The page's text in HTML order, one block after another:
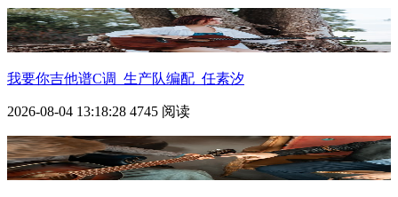
我要你吉他谱C调_生产队编配_任素汐
2026-08-04 13:18:28 4745 阅读